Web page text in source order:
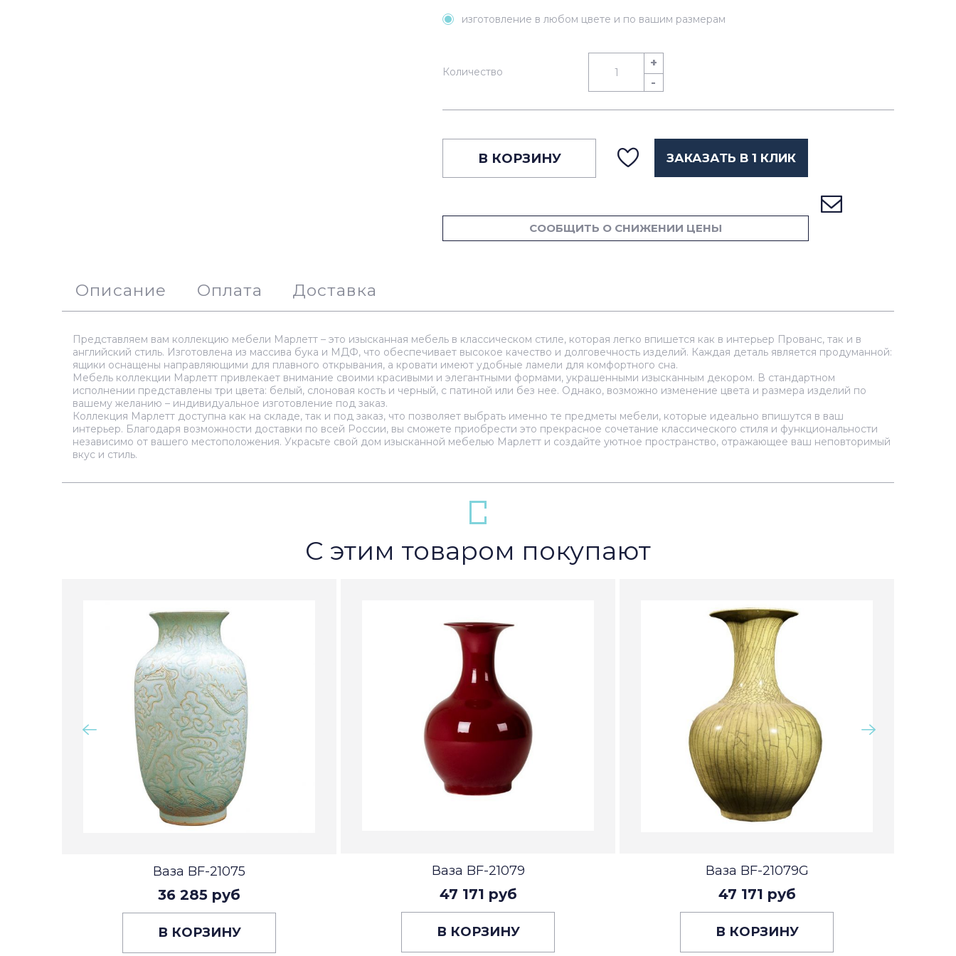
изготовление в любом цвете и по вашим размерам
Количество
+
-
В КОРЗИНУ ЗАКАЗАТЬ В 1 КЛИК
СООБЩИТЬ О СНИЖЕНИИ ЦЕНЫ
Описание Оплата Доставка
Представляем вам коллекцию мебели Марлетт – это изысканная мебель в классическом стиле, которая легко впишется как в интерьер Прованс, так и в
английский стиль. Изготовлена из массива бука и МДФ, что обеспечивает высокое качество и долговечность изделий. Каждая деталь является продуманной:
ящики оснащены направляющими для плавного открывания, а кровати имеют удобные ламели для комфортного сна.
Мебель коллекции Марлетт привлекает внимание своими красивыми и элегантными формами, украшенными изысканным декором. В стандартном
исполнении представлены три цвета: белый, слоновая кость и черный, с патиной или без нее. Однако, возможно изменение цвета и размера изделий по
вашему желанию – индивидуальное изготовление под заказ.
Коллекция Марлетт доступна как на складе, так и под заказ, что позволяет выбрать именно те предметы мебели, которые идеально впишутся в ваш
интерьер. Благодаря возможности доставки по всей России, вы сможете приобрести это прекрасное сочетание классического стиля и функциональности
независимо от вашего местоположения. Украсьте свой дом изысканной мебелью Марлетт и создайте уютное пространство, отражающее ваш неповторимый
вкус и стиль.
С этим товаром покупают
Ваза BF-21075
36 285 руб
В КОРЗИНУ
Ваза BF-21079
47 171 руб
В КОРЗИНУ
Ваза BF-21079G
47 171 руб
В КОРЗИНУ